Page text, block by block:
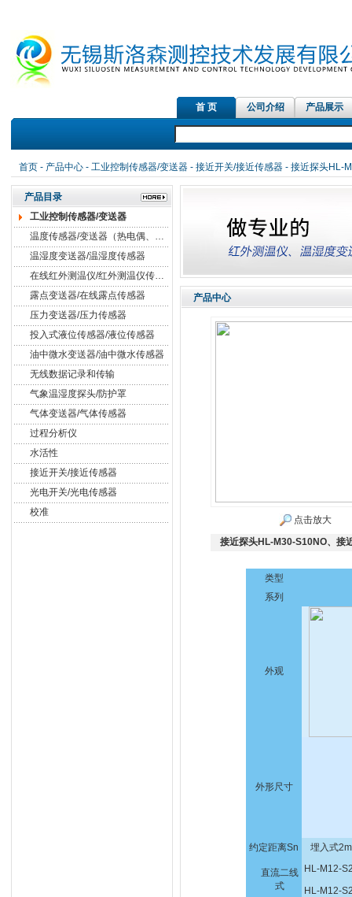
首 页 公司介绍 产品展示
首页- 产品中心- 工业控制传感器/变送器- 接近开关/接近传感器- 接近探头HL-
产品目录
工业控制传感器/变送器
温度传感器/变送器（热电偶、热电阻）
温湿度变送器/温湿度传感器
在线红外测温仪/红外测温仪传感器
露点变送器/在线露点传感器
压力变送器/压力传感器
投入式液位传感器/液位传感器
油中微水变送器/油中微水传感器
无线数据记录和传输
气象温湿度探头/防护罩
气体变送器/气体传感器
过程分析仪
水活性
接近开关/接近传感器
光电开关/光电传感器
校准
产品中心
点击放大
接近探头HL-M30-S10NO、接
类型
系列
外观
外形尺寸
约定距离Sn 埋入式
直流二线
式
HL-M12-
HL-M12-